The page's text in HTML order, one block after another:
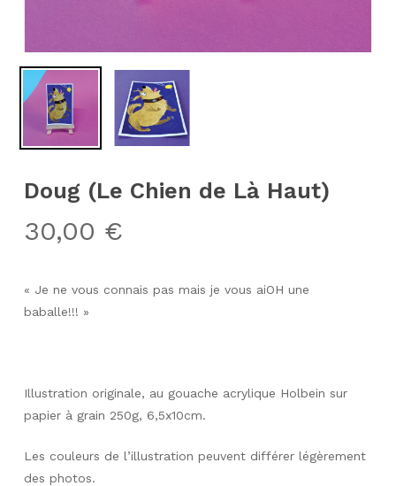
Doug (Le Chien de Là Haut)
30,00 €
« Je ne vous connais pas mais je vous aiOH une
baballe!!! »
Illustration originale, au gouache acrylique Holbein sur
papier à grain 250g, 6,5x10cm.
Les couleurs de l’illustration peuvent différer légèrement
des photos.